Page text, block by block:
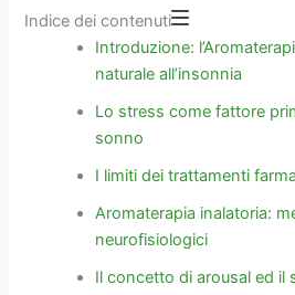
Indice dei contenuti
Introduzione:
naturale all’insonnia
Lo stress come fattore
sonno
I limiti dei trattamenti
Aromaterapia inalatoria:
neurofisiologici
Il concetto di arousal ed il